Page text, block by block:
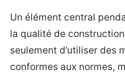
Un élément central
la qualité de
seulement d’utiliser des
conformes aux normes,